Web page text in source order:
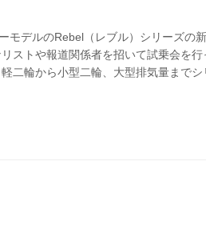
モデルのRebel（レブル）シリーズの
ストや報道関係者を招いて試乗会を
二輪から小型二輪、大型排気量までシ